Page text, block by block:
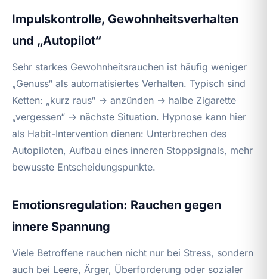
Impulskontrolle, Gewohnheitsverhalten
und „Autopilot“
Sehr starkes Gewohnheitsrauchen ist häufig weniger
„Genuss“ als automatisiertes Verhalten. Typisch sind
Ketten: „kurz raus“ → anzünden → halbe Zigarette
„vergessen“ → nächste Situation. Hypnose kann hier
als Habit-Intervention dienen: Unterbrechen des
Autopiloten, Aufbau eines inneren Stoppsignals, mehr
bewusste Entscheidungspunkte.
Emotionsregulation: Rauchen gegen
innere Spannung
Viele Betroffene rauchen nicht nur bei Stress, sondern
auch bei Leere, Ärger, Überforderung oder sozialer